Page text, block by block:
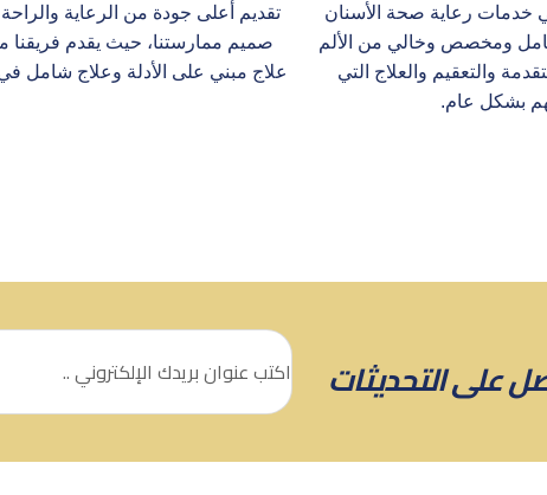
خدمات رعاية صحة الأسنان
ومخصص وخالي من الألم
والتعقيم والعلاج التي
بشكل عام.
تقديم أعلى جودة من الرعاية
صميم ممارستنا، حيث يقدم
علاج مبني على الأدلة وعلاج
على التحديثات